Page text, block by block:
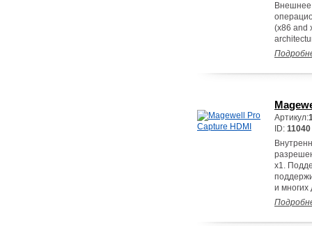
Внешнее
(x86 and
Артикул:
ID: 11040
x1.
и многих